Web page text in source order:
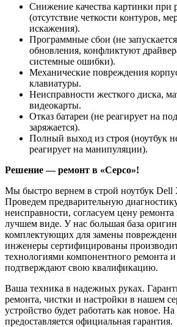
Снижение качества картинки при
(отсутствие четкости контуров,
искажения).
Программные сбои (не
обновления, конфликтуют
системные ошибки).
Механические повреждения
клавиатуры.
Неисправности жесткого диска,
видеокарты.
Отказ батареи (не реагирует на
заряжается).
Полный выход из строя (ноутбук
реагирует на манипуляции).
Решение — ремонт в «Серсо»!
Мы быстро вернем в строй ноутбук Dell
Проведем предварительную
неисправности, согласуем цену
лучшем виде. У нас большая база
комплектующих для замены
инженеры сертифицированы
технологиями компонентного ремонта
подтверждают свою квалификацию.
Ваша техника в надежных руках.
ремонта, чистки и настройки в нашем
устройство будет работать как новое.
предоставляется официальная гарантия.